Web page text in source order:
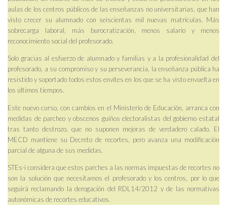
aulas de los centros públicos de las enseñanzas no universitarias, que han
visto crecer su alumnado con seiscientas mil nuevas matrículas. Más
sobrecarga laboral, más burocratización, menos salario y menos
reconocimiento social del profesorado.
Solo gracias al esfuerzo de alumnado y familias y a la profesionalidad del
profesorado, a su compromiso y su perseverancia, la enseñanza pública ha
resistido y soportado todos estos envites en los que se ha visto envuelta en
los últimos tiempos.
Este nuevo curso, con cambios en el Ministerio de Educación, arranca con
medidas de parcheo y obscenos guiños electoralistas del gobierno estatal
tras tanto destrozo, que no suponen mejoras de verdadero calado. El
MECD mantiene su Decreto de recortes, pero avanza una modificación
parcial de alguna de sus medidas.
STEs-i considera que estos parches a las normas impuestas de recortes no
son la solución que necesitamos el profesorado y los centros, por lo que
seguirá reclamando la derogación del RDL14/2012 y de las normativas
autonómicas de recortes educativos.